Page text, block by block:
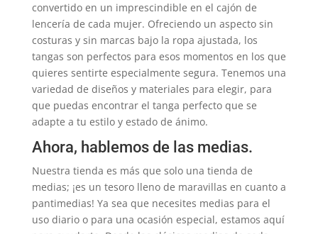
convertido en un imprescindible en el cajón de
lencería de cada mujer. Ofreciendo un aspecto sin
costuras y sin marcas bajo la ropa ajustada, los
tangas son perfectos para esos momentos en los que
quieres sentirte especialmente segura. Tenemos una
variedad de diseños y materiales para elegir, para
que puedas encontrar el tanga perfecto que se
adapte a tu estilo y estado de ánimo.
Ahora, hablemos de las medias.
Nuestra tienda es más que solo una tienda de
medias; ¡es un tesoro lleno de maravillas en cuanto a
pantimedias! Ya sea que necesites medias para el
uso diario o para una ocasión especial, estamos aquí